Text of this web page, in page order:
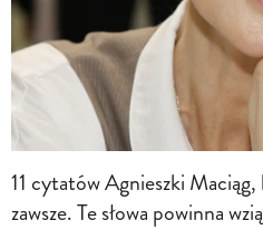
11 cytatów Agnieszki
zawsze. Te słowa powinna